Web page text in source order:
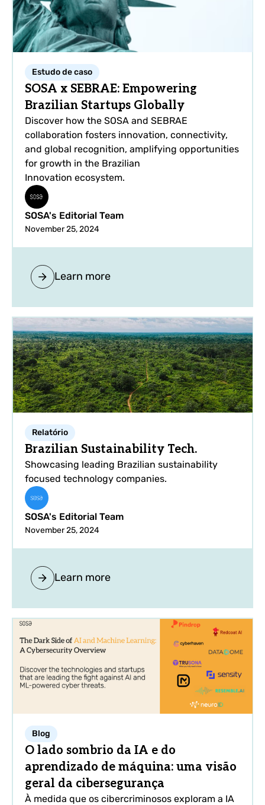
Estudo de caso
SOSA x SEBRAE: Empowering
Brazilian Startups Globally
Discover how the SOSA and SEBRAE
collaboration fosters innovation, connectivity,
and global recognition, amplifying opportunities
for growth in the Brazilian
Innovation ecosystem.
SOSA's Editorial Team
November 25, 2024
Learn more
Relatório
Brazilian Sustainability Tech.
Showcasing leading Brazilian sustainability
focused technology companies.
SOSA's Editorial Team
November 25, 2024
Learn more
Blog
O lado sombrio da IA e do
aprendizado de máquina: uma visão
geral da cibersegurança
À medida que os cibercriminosos exploram a IA